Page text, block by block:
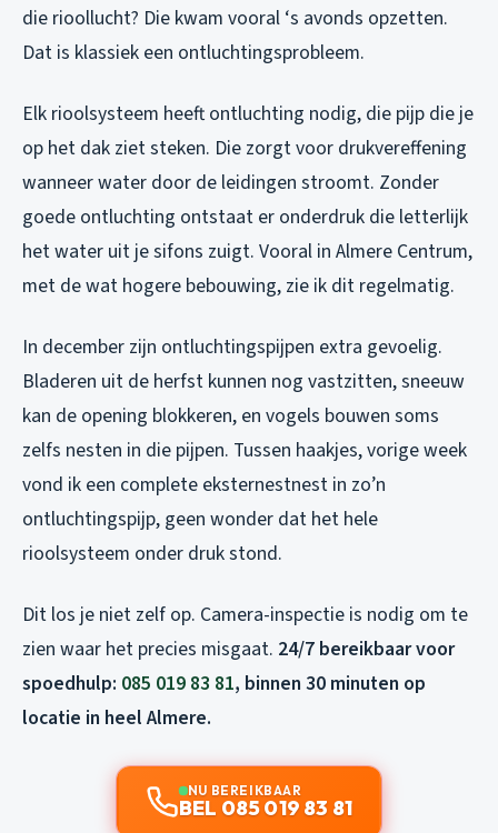
die rioollucht? Die kwam vooral ‘s avonds opzetten.
Dat is klassiek een ontluchtingsprobleem.
Elk rioolsysteem heeft ontluchting nodig, die pijp die je
op het dak ziet steken. Die zorgt voor drukvereffening
wanneer water door de leidingen stroomt. Zonder
goede ontluchting ontstaat er onderdruk die letterlijk
het water uit je sifons zuigt. Vooral in Almere Centrum,
met de wat hogere bebouwing, zie ik dit regelmatig.
In december zijn ontluchtingspijpen extra gevoelig.
Bladeren uit de herfst kunnen nog vastzitten, sneeuw
kan de opening blokkeren, en vogels bouwen soms
zelfs nesten in die pijpen. Tussen haakjes, vorige week
vond ik een complete eksternestnest in zo’n
ontluchtingspijp, geen wonder dat het hele
rioolsysteem onder druk stond.
Dit los je niet zelf op. Camera-inspectie is nodig om te
zien waar het precies misgaat. 24/7 bereikbaar voor
spoedhulp: 085 019 83 81, binnen 30 minuten op
locatie in heel Almere.
NU BEREIKBAAR
BEL 085 019 83 81